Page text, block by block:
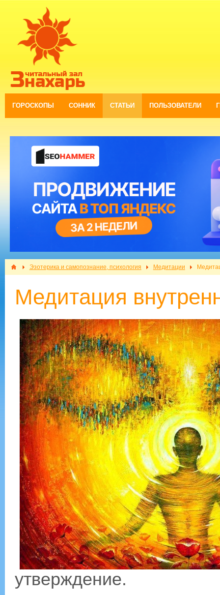
ГОРОСКОПЫ СОННИК СТАТЬИ ПОЛЬЗОВАТЕЛИ
Эзотерика и самопознание, психология Медитации
Медитация
утверждение.